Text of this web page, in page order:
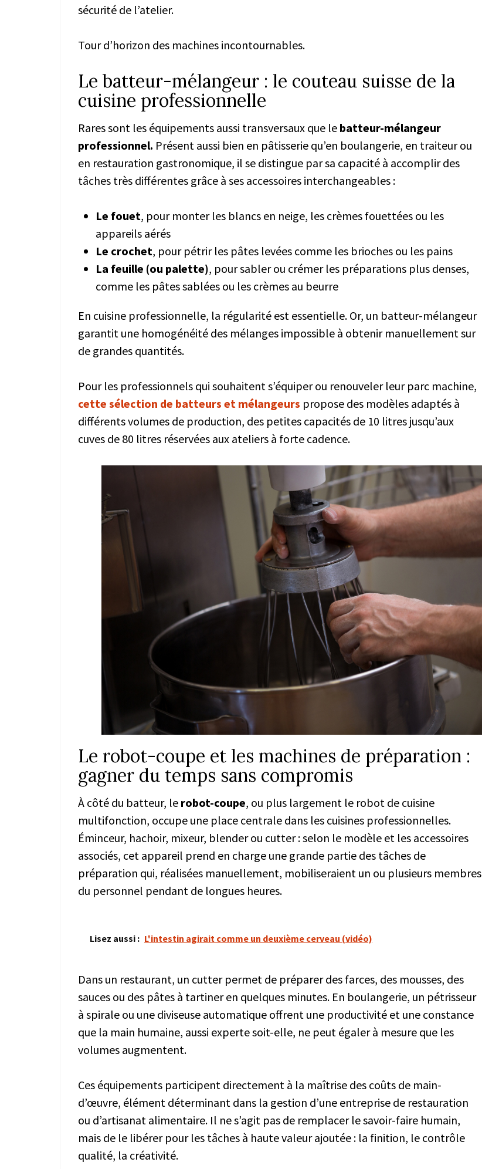
sécurité de l’atelier.
Tour d’horizon des machines incontournables.
Le batteur-mélangeur : le couteau suisse de la
cuisine professionnelle
Rares sont les équipements aussi transversaux que le batteur-mélangeur
professionnel. Présent aussi bien en pâtisserie qu’en boulangerie, en traiteur ou
en restauration gastronomique, il se distingue par sa capacité à accomplir des
tâches très différentes grâce à ses accessoires interchangeables :
Le fouet, pour monter les blancs en neige, les crèmes fouettées ou les
appareils aérés
Le crochet, pour pétrir les pâtes levées comme les brioches ou les pains
La feuille (ou palette), pour sabler ou crémer les préparations plus denses,
comme les pâtes sablées ou les crèmes au beurre
En cuisine professionnelle, la régularité est essentielle. Or, un batteur-mélangeur
garantit une homogénéité des mélanges impossible à obtenir manuellement sur
de grandes quantités.
Pour les professionnels qui souhaitent s’équiper ou renouveler leur parc machine,
cette sélection de batteurs et mélangeurs propose des modèles adaptés à
différents volumes de production, des petites capacités de 10 litres jusqu’aux
cuves de 80 litres réservées aux ateliers à forte cadence.
Le robot-coupe et les machines de préparation :
gagner du temps sans compromis
À côté du batteur, le robot-coupe, ou plus largement le robot de cuisine
multifonction, occupe une place centrale dans les cuisines professionnelles.
Éminceur, hachoir, mixeur, blender ou cutter : selon le modèle et les accessoires
associés, cet appareil prend en charge une grande partie des tâches de
préparation qui, réalisées manuellement, mobiliseraient un ou plusieurs membres
du personnel pendant de longues heures.
Lisez aussi : L'intestin agirait comme un deuxième cerveau (vidéo)
Dans un restaurant, un cutter permet de préparer des farces, des mousses, des
sauces ou des pâtes à tartiner en quelques minutes. En boulangerie, un pétrisseur
à spirale ou une diviseuse automatique offrent une productivité et une constance
que la main humaine, aussi experte soit-elle, ne peut égaler à mesure que les
volumes augmentent.
Ces équipements participent directement à la maîtrise des coûts de main-
d’œuvre, élément déterminant dans la gestion d’une entreprise de restauration
ou d’artisanat alimentaire. Il ne s’agit pas de remplacer le savoir-faire humain,
mais de le libérer pour les tâches à haute valeur ajoutée : la finition, le contrôle
qualité, la créativité.